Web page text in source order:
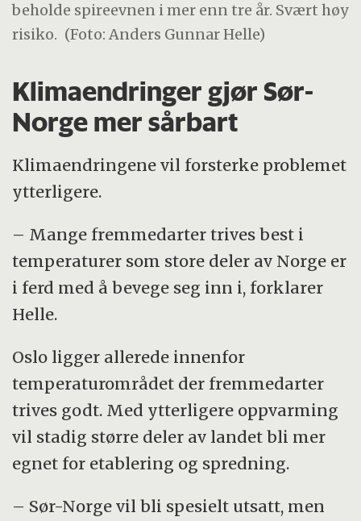
beholde spireevnen i mer enn tre år. Svært høy
risiko. (Foto: Anders Gunnar Helle)
Klimaendringer gjør Sør-
Norge mer sårbart
Klimaendringene vil forsterke problemet
ytterligere.
– Mange fremmedarter trives best i
temperaturer som store deler av Norge er
i ferd med å bevege seg inn i, forklarer
Helle.
Oslo ligger allerede innenfor
temperaturområdet der fremmedarter
trives godt. Med ytterligere oppvarming
vil stadig større deler av landet bli mer
egnet for etablering og spredning.
– Sør-Norge vil bli spesielt utsatt, men